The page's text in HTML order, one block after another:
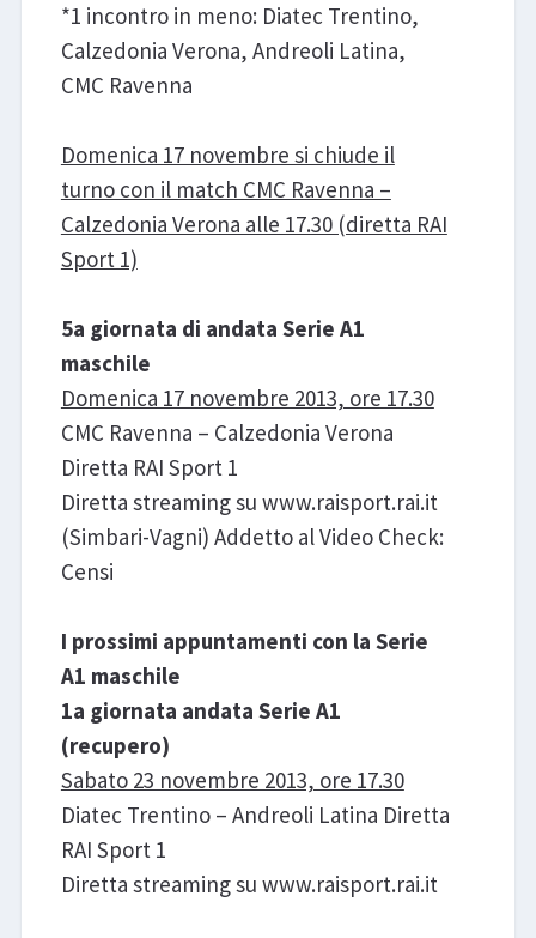
*1 incontro in meno: Diatec Trentino,
Calzedonia Verona, Andreoli Latina,
CMC Ravenna
Domenica 17 novembre si chiude il
turno con il match CMC Ravenna –
Calzedonia Verona alle 17.30 (diretta RAI
Sport 1)
5a giornata di andata Serie A1
maschile
Domenica 17 novembre 2013, ore 17.30
CMC Ravenna – Calzedonia Verona
Diretta RAI Sport 1
Diretta streaming su www.raisport.rai.it
(Simbari-Vagni) Addetto al Video Check:
Censi
I prossimi appuntamenti con la Serie
A1 maschile
1a giornata andata Serie A1
(recupero)
Sabato 23 novembre 2013, ore 17.30
Diatec Trentino – Andreoli Latina Diretta
RAI Sport 1
Diretta streaming su www.raisport.rai.it